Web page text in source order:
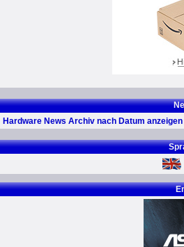
Hardware News Archiv nach Datum anzeigen